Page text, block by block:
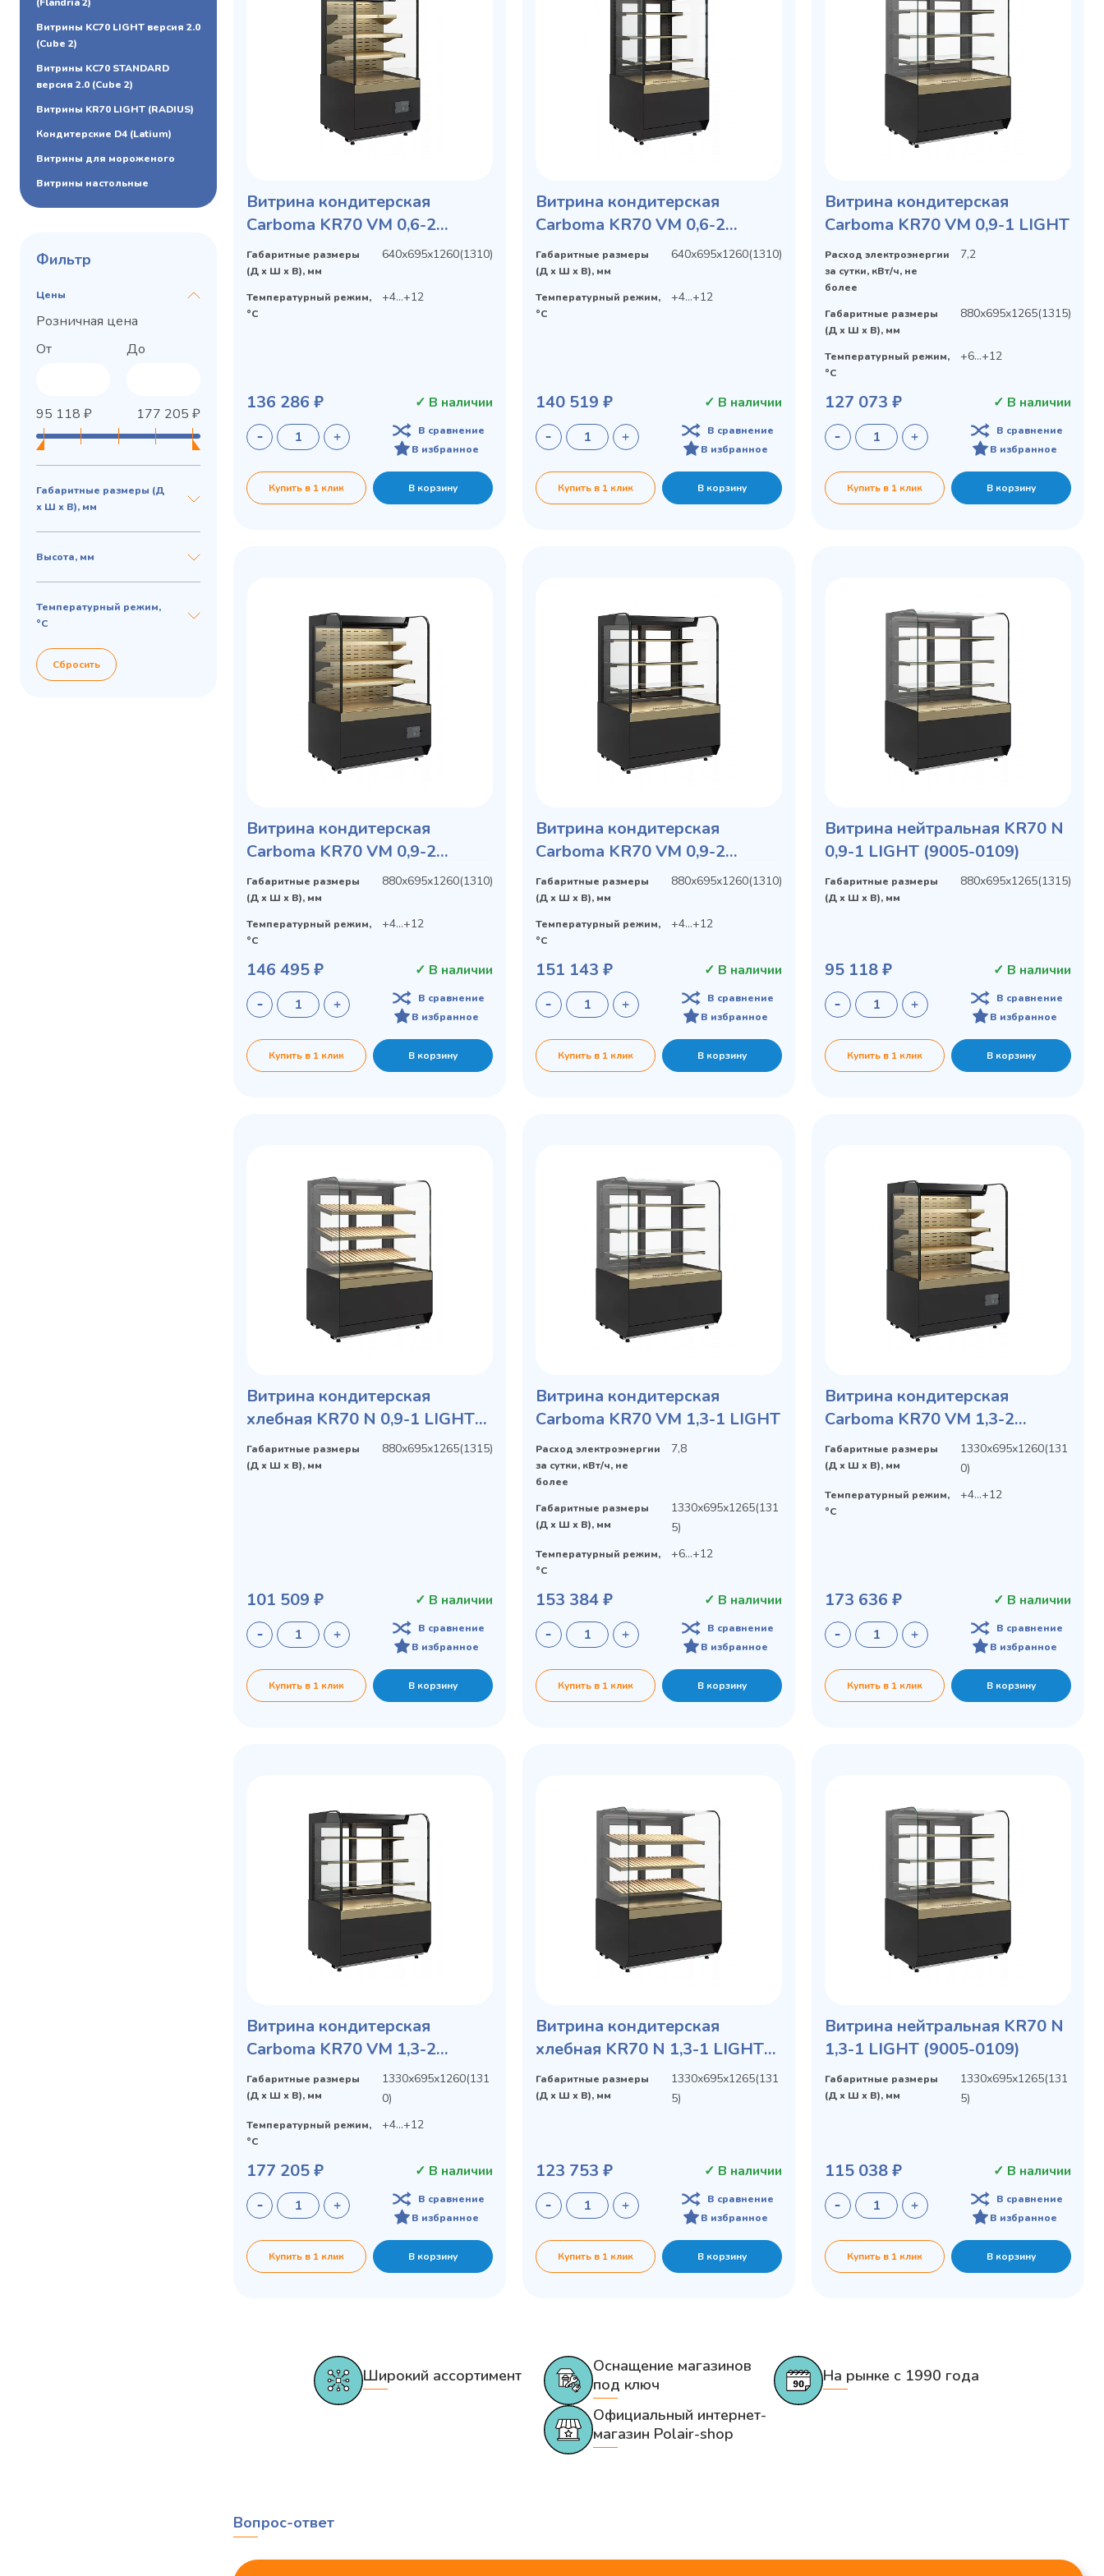
Витрины KC70 LIGHT версия 2.0
(Cube 2)
Витрины KC70 STANDARD
версия 2.0 (Cube 2)
Витрины KR70 LIGHT (RADIUS)
Кондитерские D4 (Latium)
Витрины для мороженого
Витрины настольные
Фильтр
Цены
Розничная цена
От
До
95 118 ₽ 177 205 ₽
Габаритные размеры (Д
х Ш х В), мм
Высота, мм
Температурный режим,
°C
Сбросить
Витрина кондитерская
Carboma KR70 VM 0,6-2
STANDARD открытая, горка
Габаритные размеры
(Д х Ш х В), мм
640х695х1260(1310)
Температурный режим,
°C
+4...+12
136 286 ₽ ✓ В наличии
В сравнение
В избранное
Купить в 1 клик В корзину
Витрина кондитерская
Carboma KR70 VM 0,6-2
STANDARD открытая
Габаритные размеры
(Д х Ш х В), мм
640х695х1260(1310)
Температурный режим,
°C
+4...+12
140 519 ₽ ✓ В наличии
В сравнение
В избранное
Купить в 1 клик В корзину
Витрина кондитерская
Carboma KR70 VM 0,9-1 LIGHT
Расход электроэнергии
за сутки, кВт/ч, не
более
7,2
Габаритные размеры
(Д х Ш х В), мм
880х695х1265(1315)
Температурный режим,
°C
+6...+12
127 073 ₽ ✓ В наличии
В сравнение
В избранное
Купить в 1 клик В корзину
Витрина кондитерская
Carboma KR70 VM 0,9-2
STANDARD открытая, горка
Габаритные размеры
(Д х Ш х В), мм
880х695х1260(1310)
Температурный режим,
°C
+4...+12
146 495 ₽ ✓ В наличии
В сравнение
В избранное
Купить в 1 клик В корзину
Витрина кондитерская
Carboma KR70 VM 0,9-2
STANDARD открытая
Габаритные размеры
(Д х Ш х В), мм
880х695х1260(1310)
Температурный режим,
°C
+4...+12
151 143 ₽ ✓ В наличии
В сравнение
В избранное
Купить в 1 клик В корзину
Витрина нейтральная KR70 N
0,9-1 LIGHT (9005-0109)
Габаритные размеры
(Д х Ш х В), мм
880х695х1265(1315)
95 118 ₽ ✓ В наличии
В сравнение
В избранное
Купить в 1 клик В корзину
Витрина кондитерская
хлебная KR70 N 0,9-1 LIGHT
Bread (9005-0109)
Габаритные размеры
(Д х Ш х В), мм
880х695х1265(1315)
101 509 ₽ ✓ В наличии
В сравнение
В избранное
Купить в 1 клик В корзину
Витрина кондитерская
Carboma KR70 VM 1,3-1 LIGHT
Расход электроэнергии
за сутки, кВт/ч, не
более
7,8
Габаритные размеры
(Д х Ш х В), мм
1330х695х1265(131
5)
Температурный режим,
°C
+6...+12
153 384 ₽ ✓ В наличии
В сравнение
В избранное
Купить в 1 клик В корзину
Витрина кондитерская
Carboma KR70 VM 1,3-2
STANDARD открытая, горка
Габаритные размеры
(Д х Ш х В), мм
1330х695х1260(131
0)
Температурный режим,
°C
+4...+12
173 636 ₽ ✓ В наличии
В сравнение
В избранное
Купить в 1 клик В корзину
Витрина кондитерская
Carboma KR70 VM 1,3-2
STANDARD открытая
Габаритные размеры
(Д х Ш х В), мм
1330х695х1260(131
0)
Температурный режим,
°C
+4...+12
177 205 ₽ ✓ В наличии
В сравнение
В избранное
Купить в 1 клик В корзину
Витрина кондитерская
хлебная KR70 N 1,3-1 LIGHT
Bread (9005-0109)
Габаритные размеры
(Д х Ш х В), мм
1330х695х1265(131
5)
123 753 ₽ ✓ В наличии
В сравнение
В избранное
Купить в 1 клик В корзину
Витрина нейтральная KR70 N
1,3-1 LIGHT (9005-0109)
Габаритные размеры
(Д х Ш х В), мм
1330х695х1265(131
5)
115 038 ₽ ✓ В наличии
В сравнение
В избранное
Купить в 1 клик В корзину
Широкий ассортимент
Оснащение магазинов
под ключ
На рынке с 1990 года
Официальный интернет-
магазин Polair-shop
Вопрос-ответ